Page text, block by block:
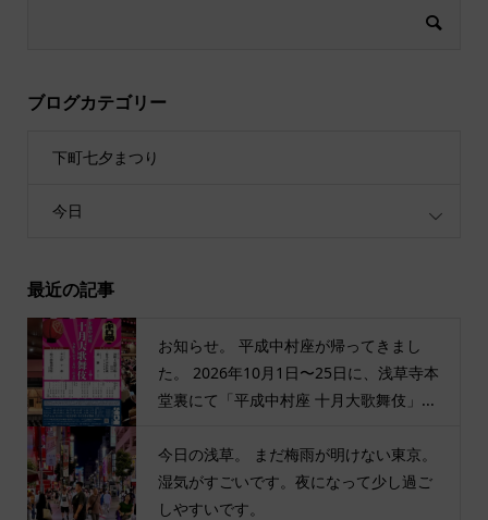
ブログカテゴリー
下町七夕まつり
今日
最近の記事
お知らせ。 平成中村座が帰ってきまし
た。 2026年10月1日〜25日に、浅草寺本
堂裏にて「平成中村座 十月大歌舞伎」...
今日の浅草。 まだ梅雨が明けない東京。
湿気がすごいです。夜になって少し過ご
しやすいです。